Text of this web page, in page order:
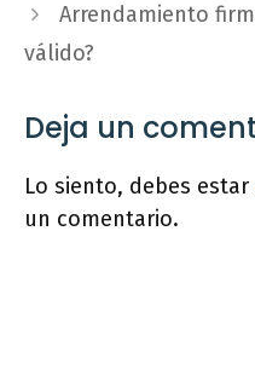
Arrendamiento
válido?
Deja un
Lo siento, debes estar
un comentario.